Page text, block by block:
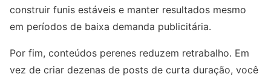
construir funis estáveis e manter resultados mesmo
em períodos de baixa demanda publicitária.
Por fim, conteúdos perenes reduzem retrabalho. Em
vez de criar dezenas de posts de curta duração, você